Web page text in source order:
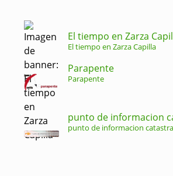
El tiempo en Zarza
El tiempo en Zarza Capilla
Parapente
Parapente
punto de informacion
punto de informacion